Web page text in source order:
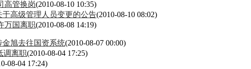
高管换岗(2010-08-10 10:35)
高级管理人员变更的公告(2010-08-10 08:02)
万国离职(2010-08-08 14:19)
金旭去往国资系统(2010-08-07 00:00)
调离职(2010-08-04 17:25)
08-04 17:24)